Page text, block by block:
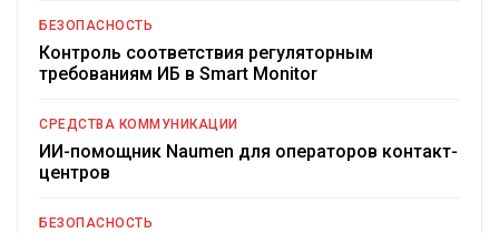
БЕЗОПАСНОСТЬ
Контроль соответствия регуляторным
требованиям ИБ в Smart Monitor
СРЕДСТВА КОММУНИКАЦИИ
ИИ-помощник Naumen для операторов контакт-
центров
БЕЗОПАСНОСТЬ